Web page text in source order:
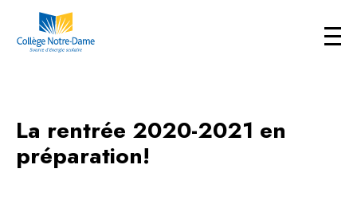
La rentrée 2020-2021 en
préparation!